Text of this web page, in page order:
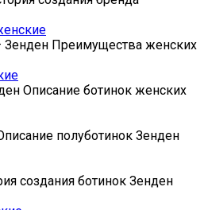
Зенден Преимущества женских
Описание ботинок женских
полуботинок Зенден
создания ботинок Зенден